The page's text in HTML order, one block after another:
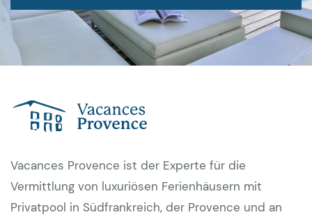
Vacances Provence ist der Experte für die
Vermittlung von luxuriösen Ferienhäusern mit
Privatpool in Südfrankreich, der Provence und an